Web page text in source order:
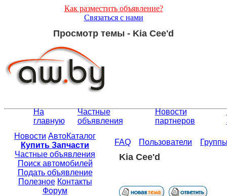
Как разместить объявление?
Связаться с нами
Просмотр темы - Kia Cee'd
На
главную
Частные
объявления
Новости
партнеров
Новости АвтоКаталог
Купить Запчасти
Частные объявления
Поиск автомобилей
Подать объявление
Полезное Контакты
Форум
FAQ Пользователи
Kia Cee'd